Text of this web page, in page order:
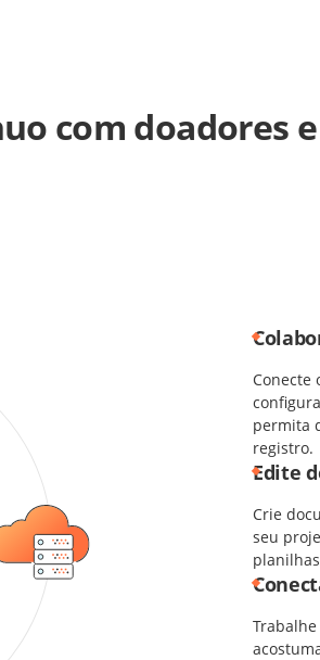
com doadores
Conecte
permita
registro.
Edite
Crie
seu